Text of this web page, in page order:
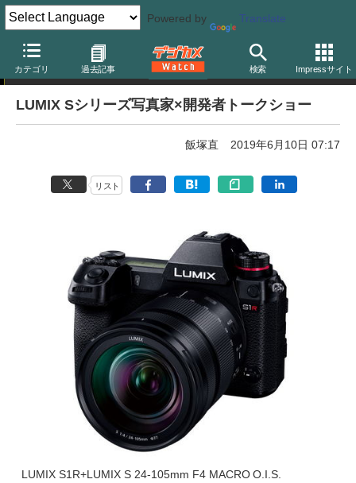
Powered by Translate
カテゴリ 過去記事 検索 Impressサイト
イベント告知
LUMIX Sシリーズ写真家×開発者トークショー
飯塚直 2019年6月10日 07:17
リスト
LUMIX S1R+LUMIX S 24-105mm F4 MACRO O.I.S.